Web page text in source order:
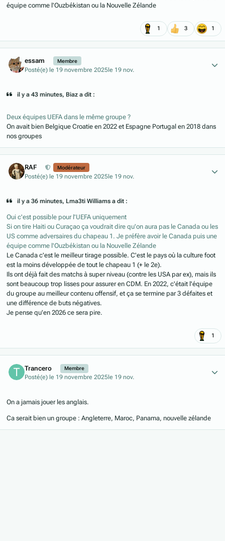
équipe comme l'Ouzbékistan ou la Nouvelle Zélande
1 3 1
essam Membre
Posté(e) le 19 novembre 2025le 19 nov.
il y a 43 minutes, Biaz a dit :
Deux équipes UEFA dans le même groupe ?
On avait bien Belgique Croatie en 2022 et Espagne Portugal en 2018 dans
nos groupes
RAF Modérateur
Posté(e) le 19 novembre 2025le 19 nov.
il y a 36 minutes, Lma3ti Williams a dit :
Oui c'est possible pour l'UEFA uniquement
Si on tire Haiti ou Curaçao ça voudrait dire qu'on aura pas le Canada ou les
US comme adversaires du chapeau 1. Je préfère avoir le Canada puis une
équipe comme l'Ouzbékistan ou la Nouvelle Zélande
Le Canada c'est le meilleur tirage possible. C'est le pays où la culture foot
est la moins développée de tout le chapeau 1 (+ le 2e).
Ils ont déjà fait des matchs à super niveau (contre les USA par ex), mais ils
sont beaucoup trop lisses pour assurer en CDM. En 2022, c'était l'équipe
du groupe au meilleur contenu offensif, et ça se termine par 3 défaites et
une différence de buts négatives.
Je pense qu'en 2026 ce sera pire.
1
Trancero Membre
Posté(e) le 19 novembre 2025le 19 nov.
On a jamais jouer les anglais.
Ca serait bien un groupe : Angleterre, Maroc, Panama, nouvelle zélande